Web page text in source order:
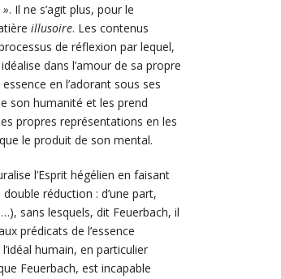
. Il ne s’agit plus, pour le
illusoire. Les contenus
de réflexion par lequel,
dans l’amour de sa propre
en l’adorant sous ses
son humanité et les prend
propres représentations en les
le produit de son mental.
l’Esprit hégélien en faisant
réduction : d’une part,
sans lesquels, dit Feuerbach, il
prédicats de l’essence
humain, en particulier
Feuerbach, est incapable